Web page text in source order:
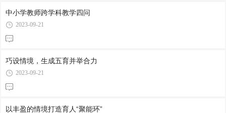
中小学教师跨学科教学四问
2023-09-21
巧设情境，生成五育并举合力
2023-09-21
以丰盈的情境打造育人“聚能环”